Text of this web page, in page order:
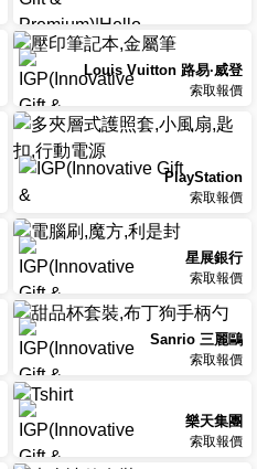
Louis Vuitton 路易·威登
索取報價
PlayStation
索取報價
星展銀行
索取報價
Sanrio 三麗鷗
索取報價
樂天集團
索取報價